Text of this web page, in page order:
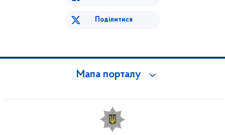
Поділитися
Мапа порталу